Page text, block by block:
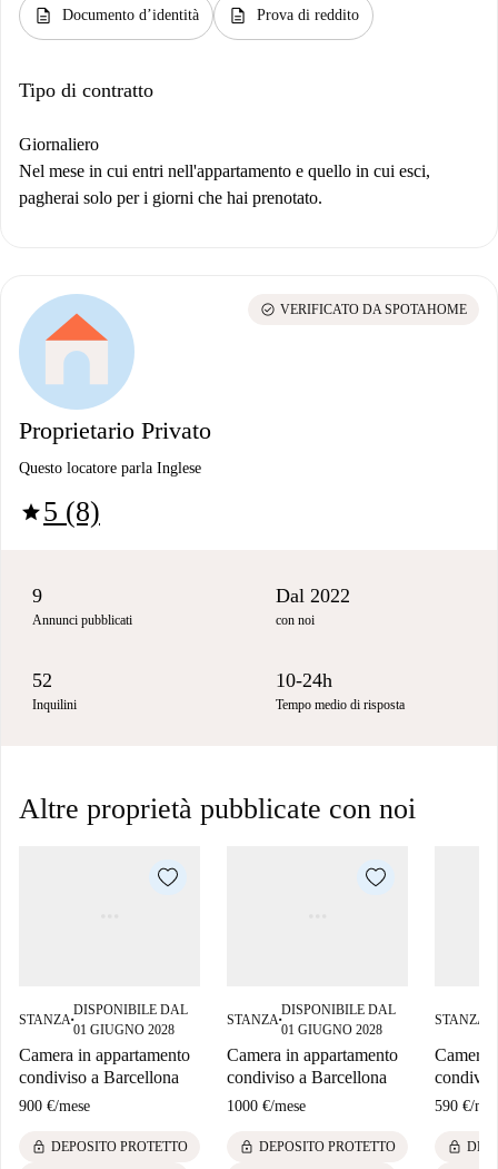
description Documento d’identità description Prova di reddito
Tipo di contratto
Giornaliero
Nel mese in cui entri nell'appartamento e quello in cui esci,
pagherai solo per i giorni che hai prenotato.
Proprietario Privato
Questo locatore parla Inglese
star5 (8)
check_circle VERIFICATO DA SPOTAHOME
9
Annunci pubblicati
Dal 2022
con noi
52
Inquilini
10-24h
Tempo medio di risposta
Altre proprietà pubblicate con noi
STANZA ■
DISPONIBILE DAL
01 GIUGNO 2028
Camera in appartamento
condiviso a Barcellona
900 €/mese
lock DEPOSITO PROTETTO
STANZA ■
DISPONIBILE DAL
01 GIUGNO 2028
Camera in appartamento
condiviso a Barcellona
1000 €/mese
lock DEPOSITO PROTETTO
STANZA
Camera
590 €/
lock